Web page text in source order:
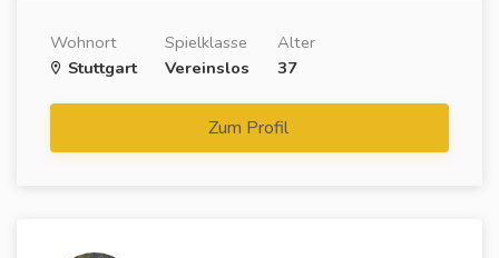
Wohnort
Stuttgart
Spielklasse
Vereinslos
Alter
37
Zum Profil